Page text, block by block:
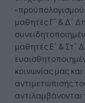
μαθητές Γ΄ & Δ΄
μαθητές Ε΄ & Στ΄
κοινωνίας μας
αντιμετώπισής
αντιλαμβάνονται